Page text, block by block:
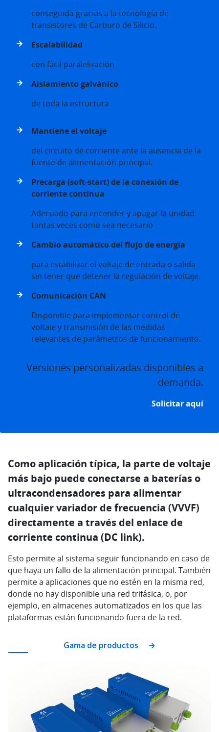
conseguida gracias a la tecnología de
transistores de Carburo de Silicio.
Escalabilidad
con fácil paralelización
Aislamiento galvánico
de toda la estructura
Mantiene el voltaje
del circuito de corriente ante la ausencia de la
fuente de alimentación principal.
Precarga (soft-start) de la conexión de
corriente continua
Adecuado para encender y apagar la unidad
tantas veces como sea necesario
Cambio automático del flujo de energía
para estabilizar el voltaje de entrada o salida
sin tener que detener la regulación de voltaje.
Comunicación CAN
Disponible para implementar control de
voltaie y transmisión de las medidas
relevantes de parámetros de funcionamiento.
Versiones personalizadas disponibles a
demanda.
Solicitar aquí
Como aplicación típica, la parte de voltaje
más bajo puede conectarse a baterías o
ultracondensadores para alimentar
cualquier variador de frecuencia (VVVF)
directamente a través del enlace de
corriente continua (DC link).
Esto permite al sistema seguir funcionando en caso de
que haya un fallo de la alimentación principal. También
permite a aplicaciones que no estén en la misma red,
donde no hay disponible una red trifásica, o, por
ejemplo, en almacenes automatizados en los que las
plataformas están funcionando fuera de la red.
Gama de productos